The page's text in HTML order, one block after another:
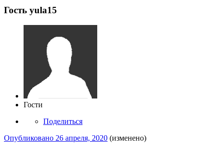
Гость yula15
Гости
Поделиться
Опубликовано 26 апреля, 2020 (изменено)